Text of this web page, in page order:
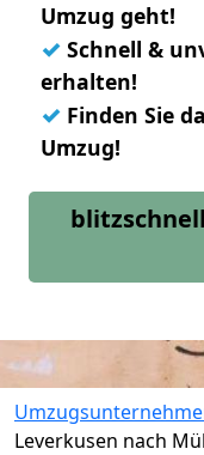
Umzug geht!
✓ Schnell &
erhalten!
✓ Finden Sie
Umzug!
Leverkusen nach